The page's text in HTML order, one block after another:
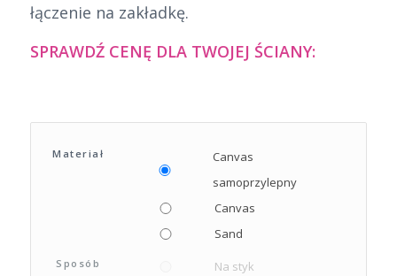
łączenie na zakładkę.
SPRAWDŹ CENĘ DLA TWOJEJ ŚCIANY:
Materiał
Canvas
samoprzylepny
Canvas
Sand
Sposób
Na styk